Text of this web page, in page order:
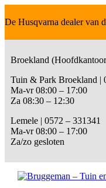
De Husqvarna dealer van
Broekland
Tuin & Park Broekland |
Ma-vr 08:00 – 17:00
Za 08:30 – 12:30
Lemele | 0572 – 331341
Ma-vr 08:00 – 17:00
Za/zo gesloten